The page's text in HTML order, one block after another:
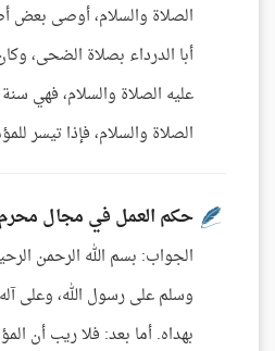
الصلاة والسلام، أوصى بعض
أبا الدرداء بصلاة الضحى،
عليه الصلاة والسلام، فهي
الصلاة والسلام، فإذا تيسر
حكم العمل في مجال
الجواب: بسم الله الرحمن
وسلم على رسول الله، وعلى
بهداه. أما بعد: فلا ريب أن